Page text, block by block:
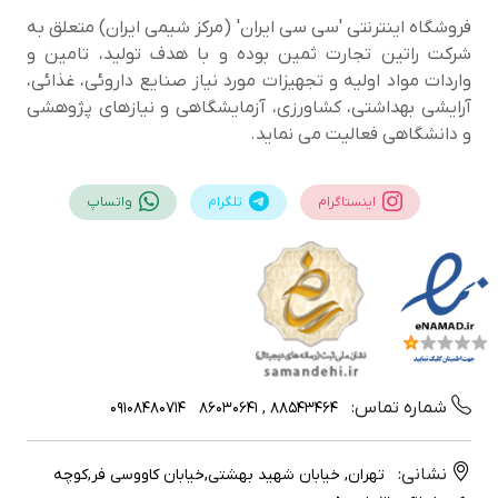
فروشگاه اینترنتی 'سی سی ایران' (مرکز شیمی ایران) متعلق به
شرکت راتین تجارت ثمین بوده و با هدف تولید، تامین و
واردات مواد اولیه و تجهیزات مورد نیاز صنایع داروئی، غذائی،
آرایشی بهداشتی، کشاورزی، آزمایشگاهی و نیازهای پژوهشی
و دانشگاهی فعالیت می نماید.
اینستاگرام تلگرام واتساپ
شماره تماس: 88543464 , 86030641
09108480714
نشانی:
تهران, خیابان شهید بهشتی,خیابان کاووسی فر,کوچه